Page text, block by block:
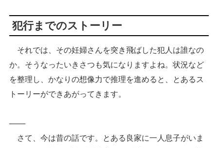
犯行までのストーリー
それでは、その妊婦さんを突き飛ばした犯人は誰なの
か。そうなったいきさつも気になりますよね。状況など
を整理し、かなりの想像力で推理を進めると、とあるス
トーリーができあがってきます。
───
さて、今は昔の話です。とある良家に一人息子がいま